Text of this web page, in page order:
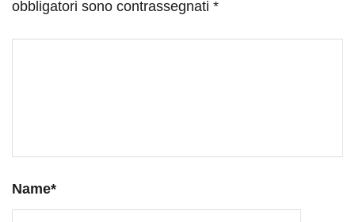
obbligatori sono contrassegnati *
Name*